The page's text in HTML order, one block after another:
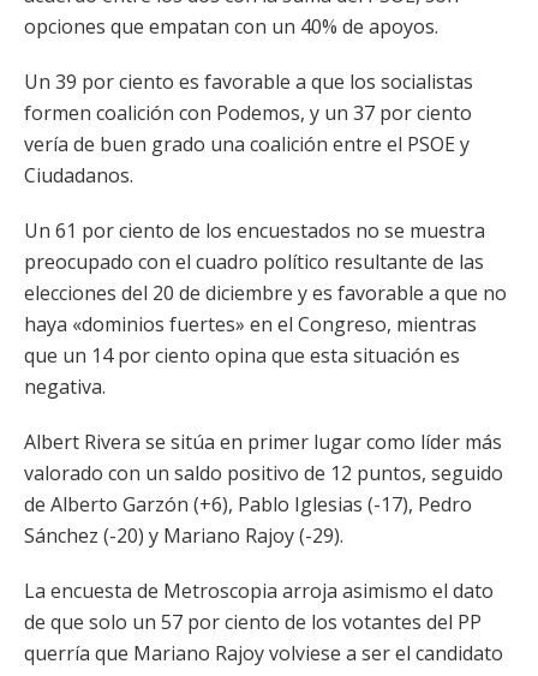
opciones que empatan con un 40% de apoyos.
Un 39 por ciento es favorable a que los socialistas
formen coalición con Podemos, y un 37 por ciento
vería de buen grado una coalición entre el PSOE y
Ciudadanos.
Un 61 por ciento de los encuestados no se muestra
preocupado con el cuadro político resultante de las
elecciones del 20 de diciembre y es favorable a que no
haya «dominios fuertes» en el Congreso, mientras
que un 14 por ciento opina que esta situación es
negativa.
Albert Rivera se sitúa en primer lugar como líder más
valorado con un saldo positivo de 12 puntos, seguido
de Alberto Garzón (+6), Pablo Iglesias (-17), Pedro
Sánchez (-20) y Mariano Rajoy (-29).
La encuesta de Metroscopia arroja asimismo el dato
de que solo un 57 por ciento de los votantes del PP
querría que Mariano Rajoy volviese a ser el candidato